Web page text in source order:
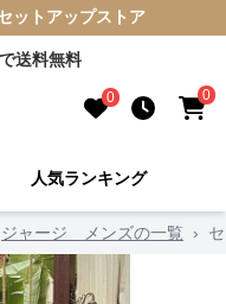
ットアップストア
送料無料
0 0
人気ランキング
ジャージ メンズの一覧 ›